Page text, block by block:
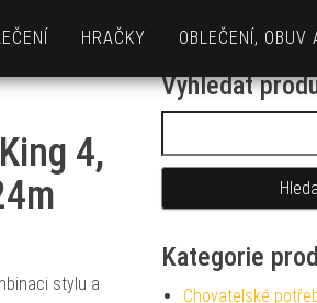
HRAČKY OBLEČENÍ, OBUV
4,
stylu a
Vyhledat
Kategorie
Chovatelské